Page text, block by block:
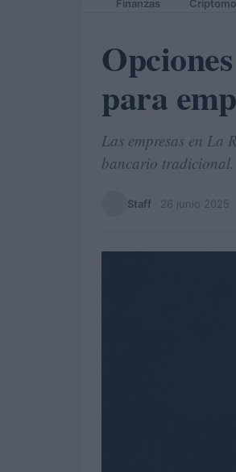
Finanzas
para
Las empresas en La
bancario tradicional.
Staff 26 junio 2025